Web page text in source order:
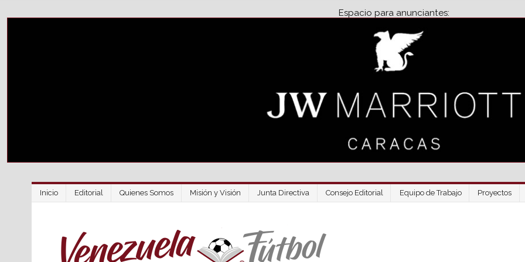
Espacio para anunciantes:
Inicio Editorial Quienes Somos Misión y Visión Junta Directiva Consejo Editorial Equipo de Trabajo Proyectos